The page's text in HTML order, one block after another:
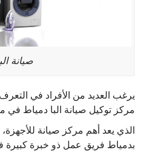
صيانة
يرغب العديد من الأفراد في
مركز توكيل صيانة البا دمياط في
الذي يعد أهم مركز صيانة
بدمياط فريق عمل ذو خبرة كبيرة